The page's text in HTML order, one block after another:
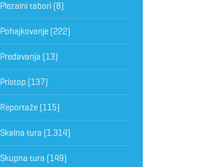
Plezalni tabori(8)
Pohajkovanje(222)
Predavanja (13)
Pristop (137)
Reportaže(115)
Skalna tura (1.314)
Skupna tura (149)